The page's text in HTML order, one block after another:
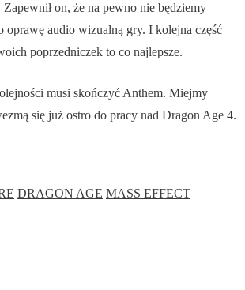
on, że na pewno nie będziemy
oprawę audio wizualną gry. I kolejna część
poprzedniczek to co najlepsze.
musi skończyć Anthem. Miejmy
się już ostro do pracy nad Dragon Age 4.
DRAGON AGE MASS EFFECT